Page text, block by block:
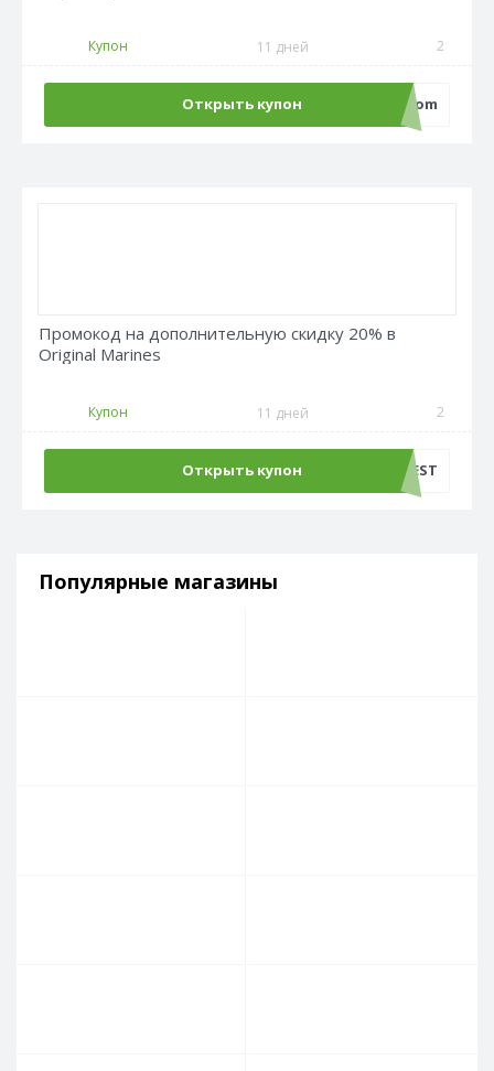
Купон 11 дней 2
Открыть купон ecom
Промокод на дополнительную скидку 20% в
Original Marines
Купон 11 дней 2
Открыть купон SUMMERFEST
Популярные магазины